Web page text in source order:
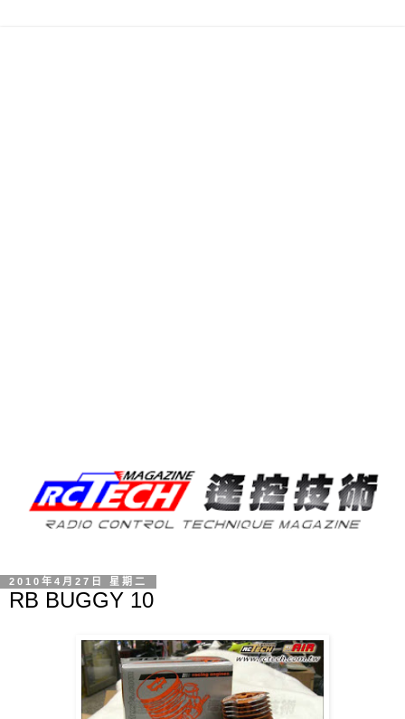
2010年4月27日 星期二
RB BUGGY 10